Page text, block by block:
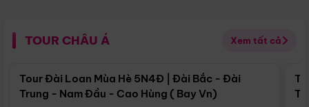
TOUR CHÂU Á Xem tất cả
Điểm nổi bật
Tour Đài Loan Mùa Hè 5N4Đ | Đài Bắc - Đài
Trung - Nam Đầu - Cao Hùng ( Bay Vn)